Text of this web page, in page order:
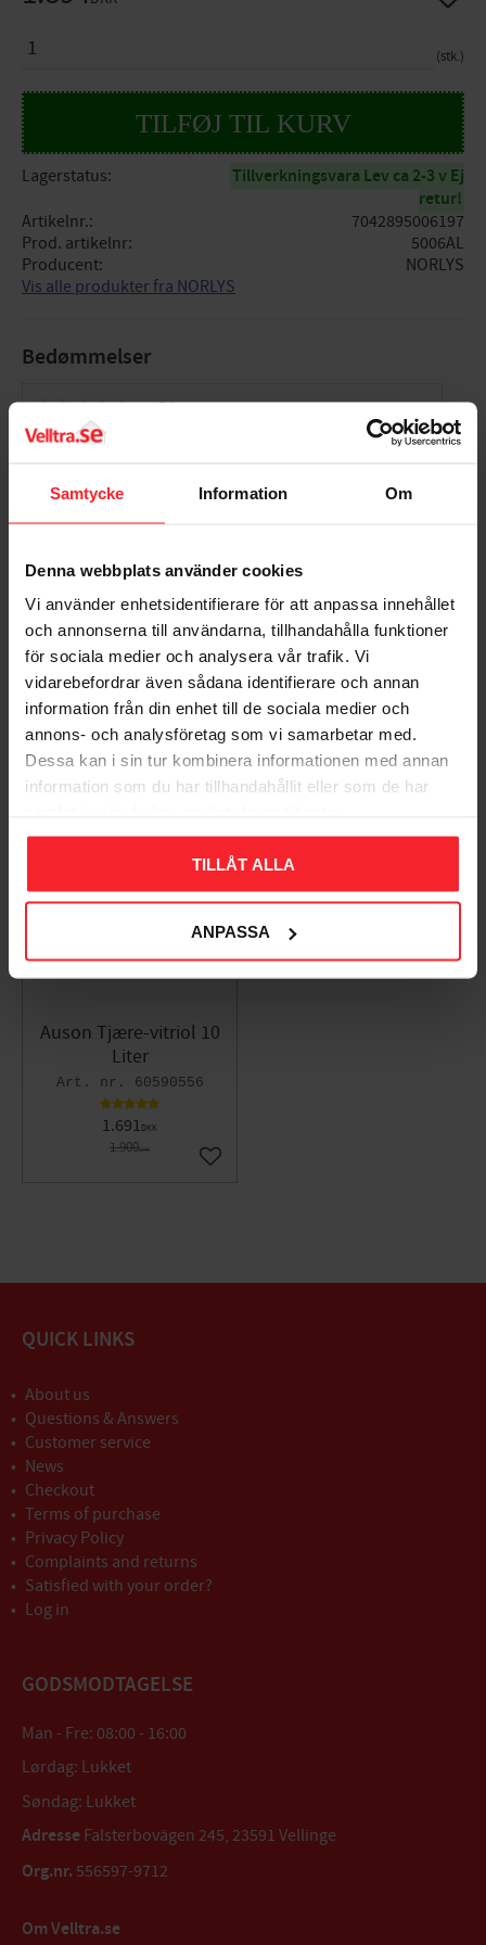
Samtycke Information Om
Denna webbplats använder cookies
Vi använder enhetsidentifierare för att anpassa innehållet
och annonserna till användarna, tillhandahålla funktioner
för sociala medier och analysera vår trafik. Vi
vidarebefordrar även sådana identifierare och annan
information från din enhet till de sociala medier och
annons- och analysföretag som vi samarbetar med.
Dessa kan i sin tur kombinera informationen med annan
information som du har tillhandahållit eller som de har
TILLÅT ALLA
ANPASSA
stk.
Lagerstatus
Tillverkningsvara Lev ca 2-3 v Ej
retur!
Artikelnr.
7042895006197
Prod. artikelnr
5006AL
Producent
NORLYS
Vis alle produkter fra NORLYS
Bedømmelser
Dig
Bliv den første, der giver en bedømmelse.
Populära produkter
Auson Tjære-vitriol 10
Liter
60590556
1.691DKK
1.900DKK
Gem som favorit
QUICK LINKS
About us
Questions & Answers
Customer service
News
Checkout
Terms of purchase
Privacy Policy
Complaints and returns
Satisfied with your order?
Log in
GODSMODTAGELSE
Man - Fre: 08:00 - 16:00
Lørdag: Lukket
Søndag: Lukket
Adresse Falsterbovägen 245, 23591 Vellinge
Org.nr. 556597-9712
Om Velltra.se